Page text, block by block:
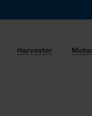
Harvester